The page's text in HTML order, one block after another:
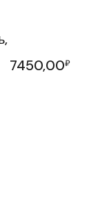
7450,00₽